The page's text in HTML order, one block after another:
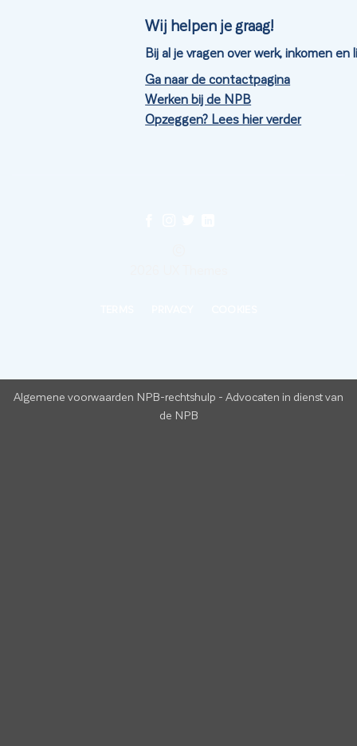
Wij helpen je graag!
Bij al je vragen over werk, inkomen en
Ga naar de contactpagina
Werken bij de NPB
Opzeggen? Lees hier verder
Algemene voorwaarden NPB-rechtshulp - Advocaten in dienst van
de NPB